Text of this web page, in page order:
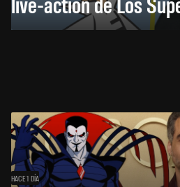
HACE 1 DÍA